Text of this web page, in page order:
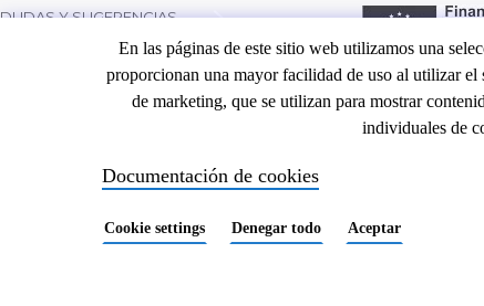
En las páginas de este sitio web utilizamos una
proporcionan una mayor facilidad de uso al utilizar el
de marketing, que se utilizan para mostrar
individuales de
Documentación de cookies
Cookie settings Denegar todo Aceptar
PIE
DUDAS Y SUGERENCIAS
©2023 Ebertran.com
all rights reserved